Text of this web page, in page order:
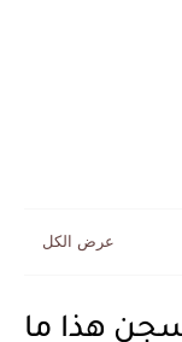
هذا ما